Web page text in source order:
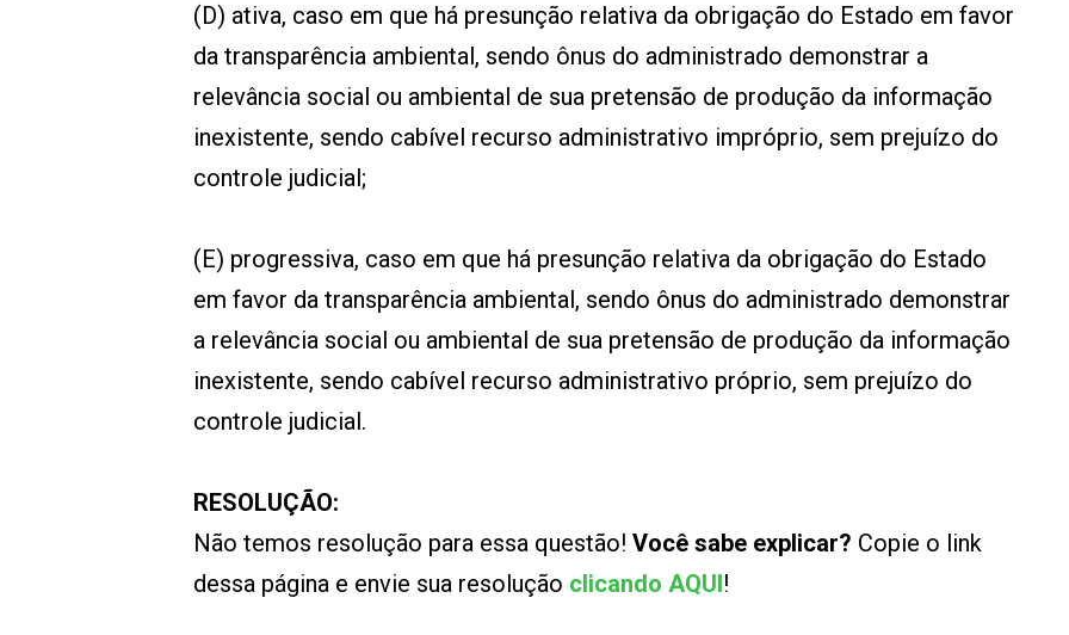
(D) ativa, caso em que há presunção relativa da obrigação do Estado em favor
da transparência ambiental, sendo ônus do administrado demonstrar a
relevância social ou ambiental de sua pretensão de produção da informação
inexistente, sendo cabível recurso administrativo impróprio, sem prejuízo do
controle judicial;
(E) progressiva, caso em que há presunção relativa da obrigação do Estado
em favor da transparência ambiental, sendo ônus do administrado demonstrar
a relevância social ou ambiental de sua pretensão de produção da informação
inexistente, sendo cabível recurso administrativo próprio, sem prejuízo do
controle judicial.
RESOLUÇÃO:
Não temos resolução para essa questão! Você sabe explicar? Copie o link
dessa página e envie sua resolução clicando AQUI!